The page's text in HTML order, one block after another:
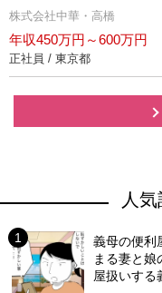
株式会社中華・高橋
年収450万円～600万円
正社員 / 東京都
人
義母の便利
まる妻と娘
屋扱いする